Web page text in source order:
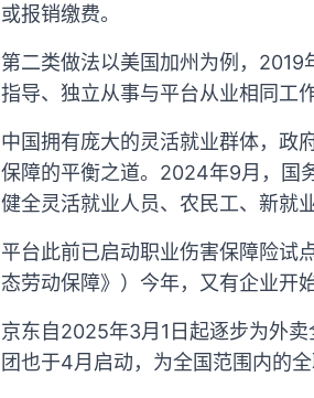
或报销缴费。
第二类做法以美国加州为例，
指导、独立从事与平台从业相同工
中国拥有庞大的灵活就业群体，政
保障的平衡之道。2024年9月，国
健全灵活就业人员、农民工、新就
平台此前已启动职业伤害保障险试
态劳动保障》）今年，又有企业开
京东自2025年3月1日起逐步为外
团也于4月启动，为全国范围内的